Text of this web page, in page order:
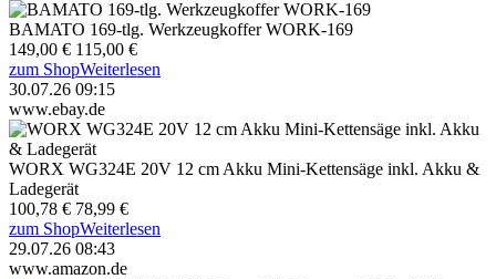
BAMATO 169-tlg. Werkzeugkoffer WORK-169
149,00 € 115,00 €
zum ShopWeiterlesen
30.07.26 09:15
www.ebay.de
WORX WG324E 20V 12 cm Akku Mini-Kettensäge inkl. Akku &
Ladegerät
100,78 € 78,99 €
zum ShopWeiterlesen
29.07.26 08:43
www.amazon.de